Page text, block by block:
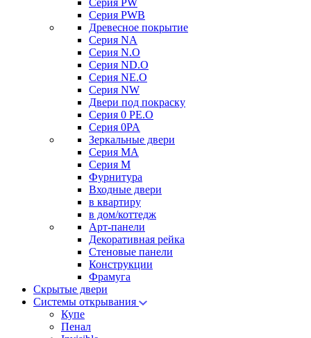
Серия PW
Серия PWB
Древесное покрытие
Серия NA
Серия N.O
Серия ND.O
Серия NE.O
Серия NW
Двери под покраску
Серия 0 PE.O
Серия 0PA
Зеркальные двери
Серия MA
Серия M
Фурнитура
Входные двери
в квартиру
в дом/коттедж
Арт-панели
Декоративная рейка
Стеновые панели
Конструкции
Фрамуга
Скрытые двери
Системы открывания
Купе
Пенал